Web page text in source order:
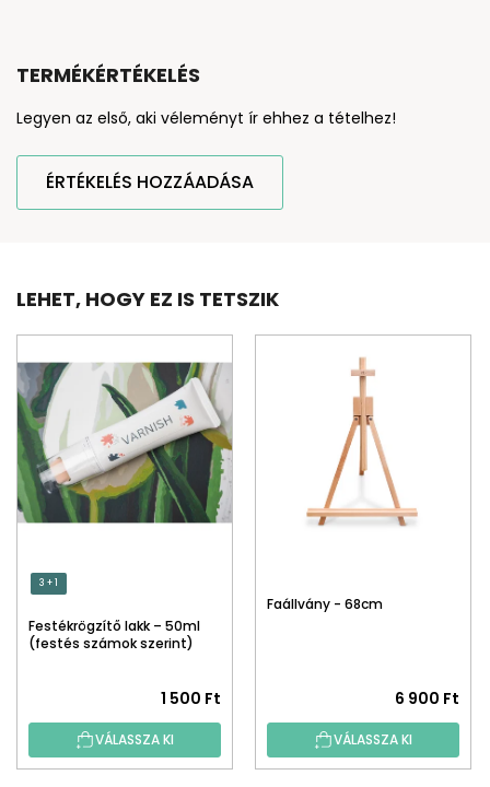
TERMÉKÉRTÉKELÉS
Legyen az első, aki véleményt ír ehhez a tételhez!
ÉRTÉKELÉS HOZZÁADÁSA
LEHET, HOGY EZ IS TETSZIK
3 + 1
Festékrögzítő lakk – 50ml
(festés számok szerint)
1 500 Ft
VÁLASSZA KI
Faállvány - 68cm
6 900 Ft
VÁLASSZA KI